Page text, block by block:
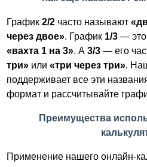
График2/2 часто называют
через двое». График 1/3 —
«вахта 1 на 3». А3/3 — его
три» или«три через три».
поддерживает все эти
формат и рассчитывайте
Преимущества
Применение нашего онлайн-